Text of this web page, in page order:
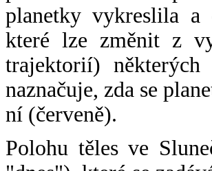
planetky vykreslila a
které lze změnit z
trajektorií) některých
naznačuje, zda se
ní (červeně).
Polohu těles ve